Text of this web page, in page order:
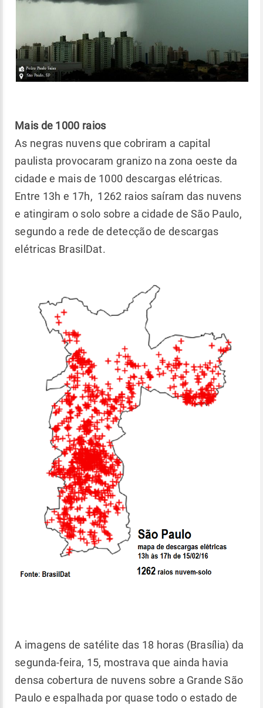
Mais de 1000 raios
As negras nuvens que cobriram a capital
paulista provocaram granizo na zona oeste da
cidade e mais de 1000 descargas elétricas.
Entre 13h e 17h, 1262 raios saíram das nuvens
e atingiram o solo sobre a cidade de São Paulo,
segundo a rede de detecção de descargas
elétricas BrasilDat.
A imagens de satélite das 18 horas (Brasília) da
segunda-feira, 15, mostrava que ainda havia
densa cobertura de nuvens sobre a Grande São
Paulo e espalhada por quase todo o estado de